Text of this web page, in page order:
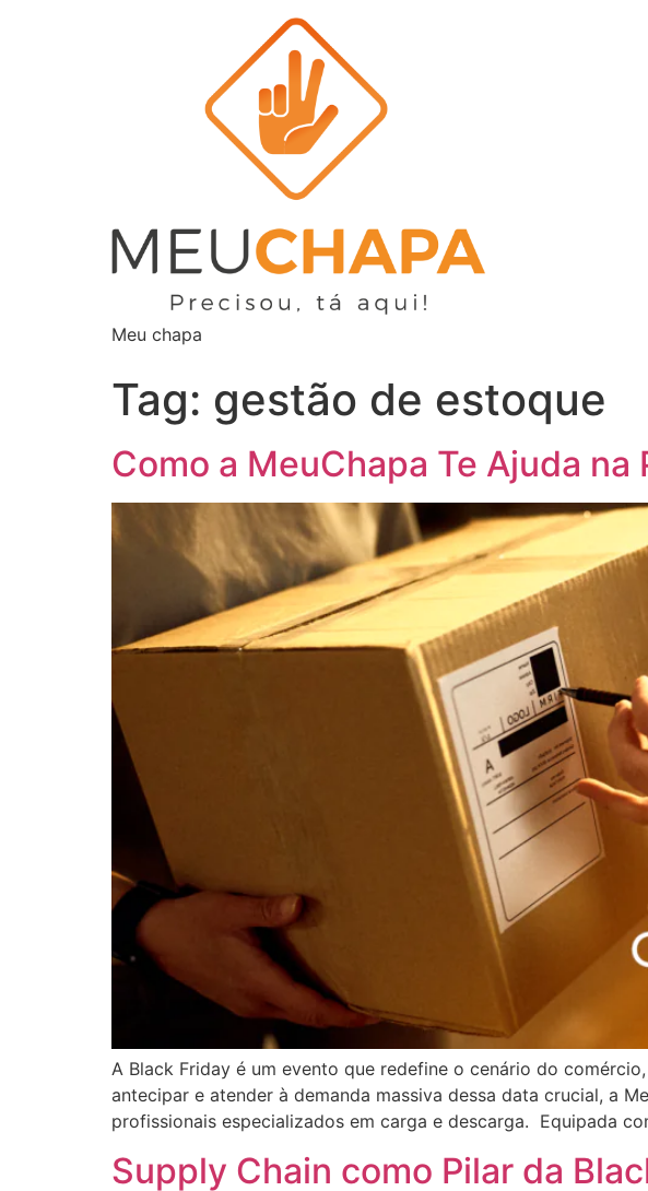
Meu chapa
Tag: gestão de estoque
Como a MeuChapa Te Ajuda
A Black Friday é um evento que redefine o cenário do
antecipar e atender à demanda massiva dessa data crucial, a
profissionais especializados em carga e descarga. Equipada
Supply Chain como Pilar da